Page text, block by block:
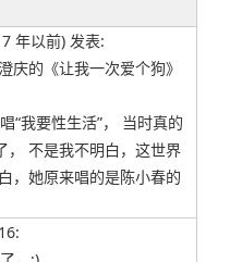
年以前) 发表:
庆的《让我一次爱个狗》
“我要性生活”， 当时真的
， 不是我不明白，这世界
，她原来唱的是陈小春的